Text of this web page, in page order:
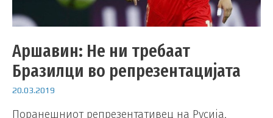
Аршавин: Не ни требаат
Бразилци во репрезентацијата
20.03.2019
Поранешниот репрезентативец на Русија,